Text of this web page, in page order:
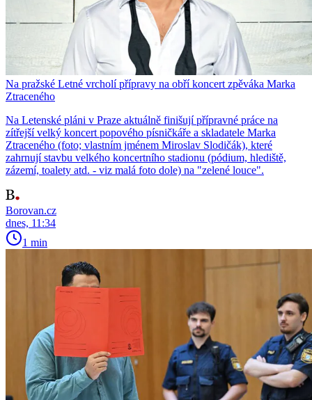
Na pražské Letné vrcholí přípravy na obří koncert zpěváka Marka
Ztraceného
Na Letenské pláni v Praze aktuálně finišují přípravné práce na
zítřejší velký koncert popového písničkáře a skladatele Marka
Ztraceného (foto; vlastním jménem Miroslav Slodičák), které
zahrnují stavbu velkého koncertního stadionu (pódium, hlediště,
zázemí, toalety atd. - viz malá foto dole) na "zelené louce".
Borovan.cz
dnes, 11:34
1 min